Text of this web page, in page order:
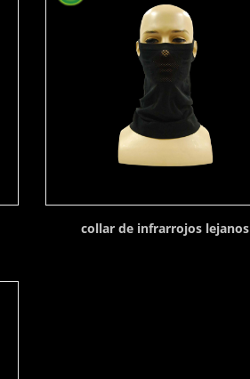
collar de infrarrojos lejanos